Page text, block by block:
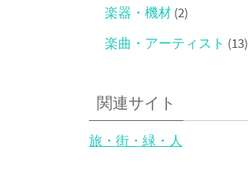
楽器・機材(2)
楽曲・アーティスト (13)
関連サイト
旅・街・緑・人